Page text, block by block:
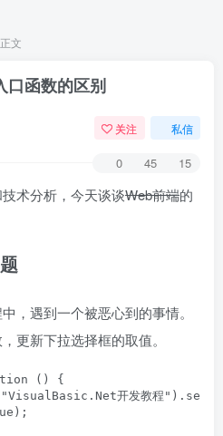
正文
函数的区别
关注 私信
0 45 15
术分析，今天谈谈Web前端的
，遇到一个被恶心到的事情。
更新下拉选择框的取值。
() {
开发教程").se